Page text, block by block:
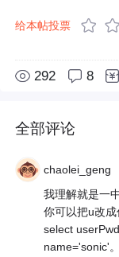
给本帖投票
292 8
全部评论
chaolei_geng
我理解就是一
你可以把u改成
select
name='sonic'。